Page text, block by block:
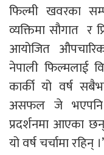
फिल्मी खवरका
व्यक्तिमा सौगात र
आयोजित
नेपाली फिल्मलाई
कार्की यो वर्ष
असफल जे भएपनि
प्रदर्शनमा आएका
यो वर्ष चर्चामा रहिन् ।’